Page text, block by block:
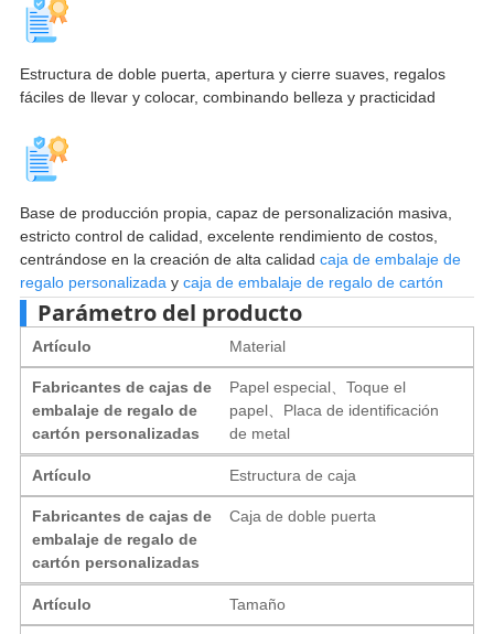
Estructura de doble puerta, apertura y cierre suaves, regalos
fáciles de llevar y colocar, combinando belleza y practicidad
Base de producción propia, capaz de personalización masiva,
estricto control de calidad, excelente rendimiento de costos,
centrándose en la creación de alta calidad caja de embalaje de
regalo personalizada y caja de embalaje de regalo de cartón
Parámetro del producto
Artículo Material
Fabricantes de cajas de
embalaje de regalo de
cartón personalizadas
Papel especial、Toque el
papel、Placa de identificación
de metal
Artículo Estructura de caja
Fabricantes de cajas de
embalaje de regalo de
cartón personalizadas
Caja de doble puerta
Artículo Tamaño